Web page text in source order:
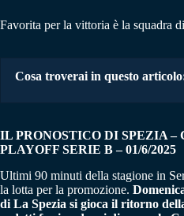
Favorita per la vittoria è la squadra
Cosa troverai in questo
IL PRONOSTICO DI SPEZIA –
PLAYOFF SERIE B– 01/6/2025
Ultimi 90 minuti della stagione in
la lotta per la promozione.
di La Spezia si gioca il ritorno